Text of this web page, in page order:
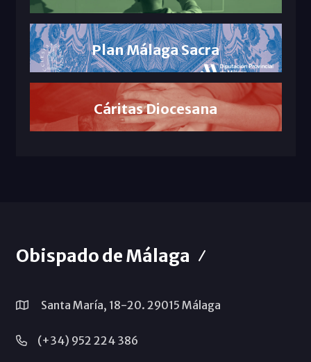
Plan Málaga Sacra
Cáritas Diocesana
Obispado de Málaga
Santa María, 18-20. 29015 Málaga
(+34) 952 224 386